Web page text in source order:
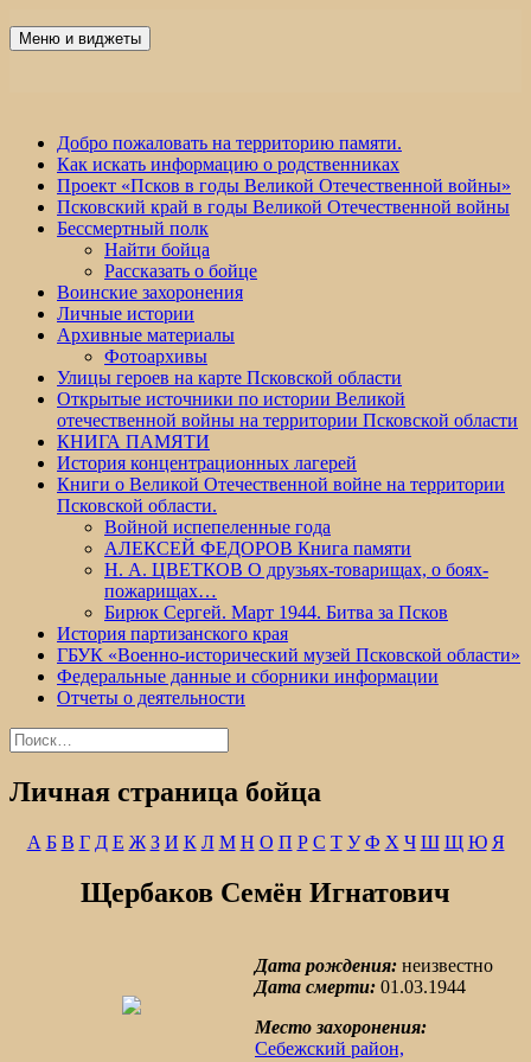
Победа 60
Меню и виджеты
Добро пожаловать на территорию памяти.
Как искать информацию о родственниках
Проект «Псков в годы Великой Отечественной войны»
Псковский край в годы Великой Отечественной войны
Бессмертный полк
Найти бойца
Рассказать о бойце
Воинские захоронения
Личные истории
Архивные материалы
Фотоархивы
Улицы героев на карте Псковской области
Открытые источники по истории Великой
отечественной войны на территории Псковской области
КНИГА ПАМЯТИ
История концентрационных лагерей
Книги о Великой Отечественной войне на территории
Псковской области.
Войной испепеленные года
АЛЕКСЕЙ ФЕДОРОВ Книга памяти
Н. А. ЦВЕТКОВ О друзьях-товарищах, о боях-
пожарищах…
Бирюк Сергей. Март 1944. Битва за Псков
История партизанского края
ГБУК «Военно-исторический музей Псковской области»
Федеральные данные и сборники информации
Отчеты о деятельности
Найти:
Личная страница бойца
А Б В Г Д Е Ж З И К Л М Н О П Р С Т У Ф Х Ч Ш Щ Ю Я
Щербаков Семён Игнатович
Дата рождения: неизвестно
Дата смерти: 01.03.1944
Место захоронения:
Себежский район,